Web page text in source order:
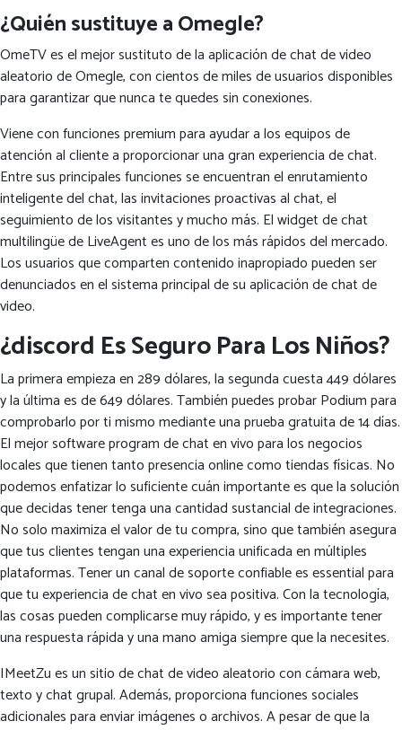
¿Quién sustituye a Omegle?
OmeTV es el mejor sustituto de la aplicación de chat de video
aleatorio de Omegle, con cientos de miles de usuarios disponibles
para garantizar que nunca te quedes sin conexiones.
Viene con funciones premium para ayudar a los equipos de
atención al cliente a proporcionar una gran experiencia de chat.
Entre sus principales funciones se encuentran el enrutamiento
inteligente del chat, las invitaciones proactivas al chat, el
seguimiento de los visitantes y mucho más. El widget de chat
multilingüe de LiveAgent es uno de los más rápidos del mercado.
Los usuarios que comparten contenido inapropiado pueden ser
denunciados en el sistema principal de su aplicación de chat de
video.
¿discord Es Seguro Para Los Niños?
La primera empieza en 289 dólares, la segunda cuesta 449 dólares
y la última es de 649 dólares. También puedes probar Podium para
comprobarlo por ti mismo mediante una prueba gratuita de 14 días.
El mejor software program de chat en vivo para los negocios
locales que tienen tanto presencia online como tiendas físicas. No
podemos enfatizar lo suficiente cuán importante es que la solución
que decidas tener tenga una cantidad sustancial de integraciones.
No solo maximiza el valor de tu compra, sino que también asegura
que tus clientes tengan una experiencia unificada en múltiples
plataformas. Tener un canal de soporte confiable es essential para
que tu experiencia de chat en vivo sea positiva. Con la tecnología,
las cosas pueden complicarse muy rápido, y es importante tener
una respuesta rápida y una mano amiga siempre que la necesites.
IMeetZu es un sitio de chat de video aleatorio con cámara web,
texto y chat grupal. Además, proporciona funciones sociales
adicionales para enviar imágenes o archivos. A pesar de que la